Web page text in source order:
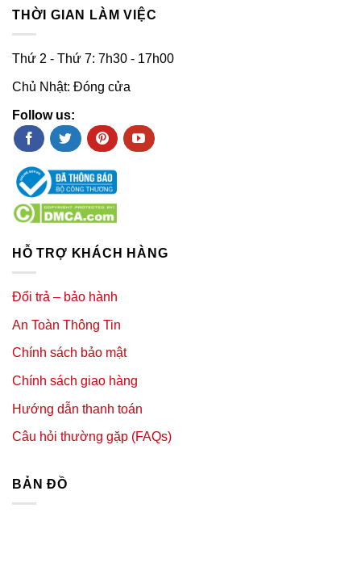
THỜI GIAN LÀM VIỆC
Thứ 2 - Thứ 7: 7h30 - 17h00
Chủ Nhật: Đóng cửa
Follow us:
HỖ TRỢ KHÁCH HÀNG
Đổi trả – bảo hành
An Toàn Thông Tin
Chính sách bảo mật
Chính sách giao hàng
Hướng dẫn thanh toán
Câu hỏi thường gặp (FAQs)
BẢN ĐỒ